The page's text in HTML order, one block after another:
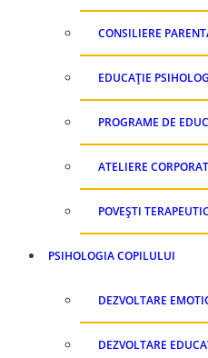
CONSILIERE
EDUCAȚIE
PROGRAME DE
ATELIERE
POVEȘTI
PSIHOLOGIA COPILULUI
DEZVOLTARE
DEZVOLTARE